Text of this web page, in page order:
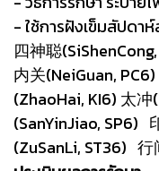
- ใช้การฝังเข็มสัปดาห์
四神聪
内关(NeiGuan, PC6)
(ZhaoHai, KI6) 太冲
(SanYinJiao, SP6)
(ZuSanLi, ST36) 行